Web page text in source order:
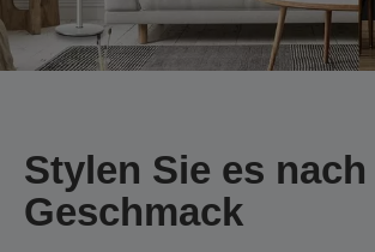
Stylen Sie es
Geschmack